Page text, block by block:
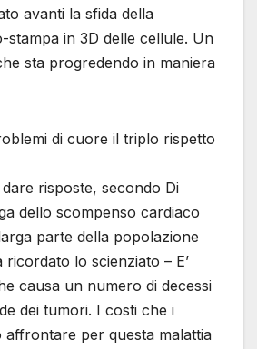
avanti la sfida della
stampa in 3D delle cellule. Un
sta progredendo in maniera
di cuore il triplo rispetto
risposte, secondo Di
dello scompenso cardiaco
parte della popolazione
ricordato lo scienziato – E’
causa un numero di decessi
dei tumori. I costi che i
affrontare per questa malattia